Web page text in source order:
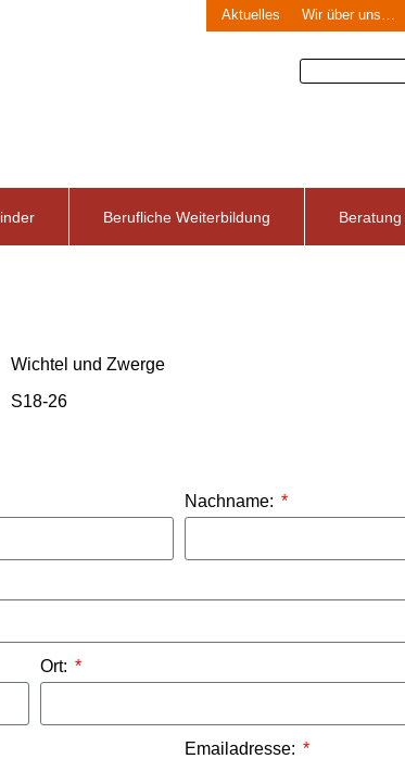
Aktuelles Wir über uns…
Berufliche Weiterbildung Beratung
Wichtel und Zwerge
S18-26
Nachname:
Ort:
Emailadresse: